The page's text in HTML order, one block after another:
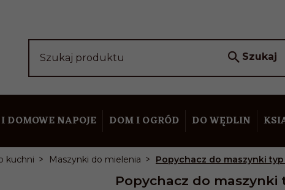
Szukaj produktu Szukaj
DOMOWE NAPOJE DOM I OGRÓD DO WĘDLIN
kuchni Maszynki do mielenia Popychacz do maszynki
Popychacz do maszynki